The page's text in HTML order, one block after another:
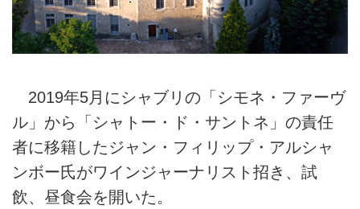
2019年5月にシャブリの「シモネ・ファーヴ
ル」から「シャトー・ド・サントネ」の責任
者に移籍したジャン・フィリップ・アルシャ
ンボー氏がワインジャーナリスト招き、試
飲、昼食会を開いた。